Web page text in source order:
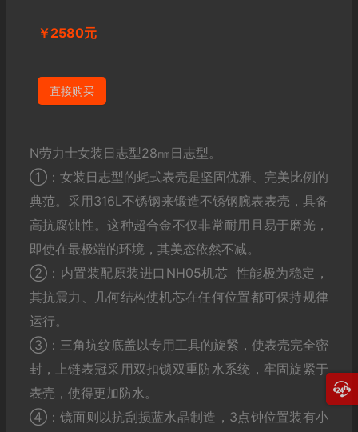
￥2580元
直接购买
N劳力士女装日志型28㎜日志型。
①：女装日志型的蚝式表壳是坚固优雅、完美比例的
典范。采用316L不锈钢来锻造不锈钢腕表表壳，具备
高抗腐蚀性。这种超合金不仅非常耐用且易于磨光，
即使在最极端的环境，其美态依然不减。
②：内置装配原装进口NH05机芯 性能极为稳定，
其抗震力、几何结构使机芯在任何位置都可保持规律
运行。
③：三角坑纹底盖以专用工具的旋紧，使表壳完全密
封，上链表冠采用双扣锁双重防水系统，牢固旋紧于
表壳，使得更加防水。
④：镜面则以抗刮损蓝水晶制造，3点钟位置装有小